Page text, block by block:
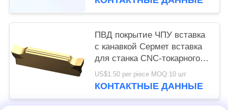
ПВД покрытие ЧПУ вставка
с канавкой Сермет вставка
для станка CNC-токарного
станка Долговечность
MGGN 300
US$1.50 per piece MOQ:10 шт
КОНТАКТНЫЕ ДАННЫЕ